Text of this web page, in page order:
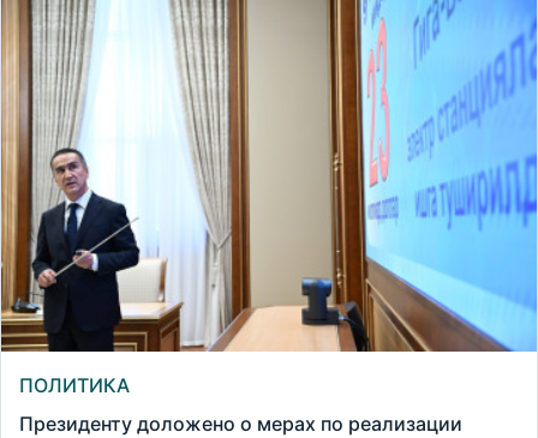
ПОЛИТИКА
Президенту доложено о мерах по реализации